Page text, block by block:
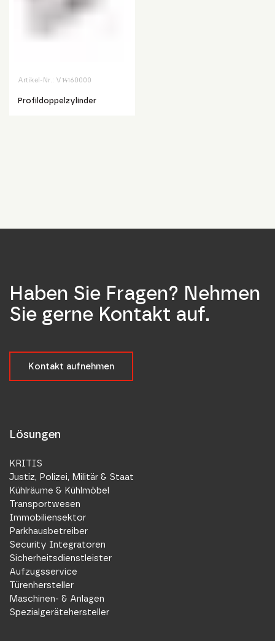
Artikel-Nr.: V14160000
Profildoppelzylinder
Haben Sie Fragen? Nehmen
Sie gerne Kontakt auf.
Kontakt aufnehmen
Lösungen
KRITIS
Justiz, Polizei, Militär & Staat
Kühlräume & Kühlmöbel
Transportwesen
Immobiliensektor
Parkhausbetreiber
Security Integratoren
Sicherheitsdienstleister
Aufzugsservice
Türenhersteller
Maschinen- & Anlagen
Spezialgerätehersteller